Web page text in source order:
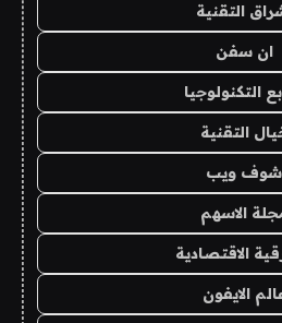
التقنية
ان سفن
التكنولوجيا
التقنية
شوف ويب
الاسهم
الاقتصادية
الايفون